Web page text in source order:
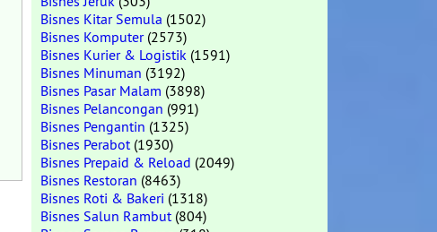
Bisnes Kitar Semula (1502)
Bisnes Komputer(2573)
Bisnes Kurier & Logistik (1591)
Bisnes Minuman (3192)
Bisnes Pasar Malam (3898)
Bisnes Pelancongan (991)
Bisnes Pengantin (1325)
Bisnes Perabot(1930)
Bisnes Prepaid & Reload (2049)
Bisnes Restoran (8463)
Bisnes Roti & Bakeri (1318)
Bisnes Salun Rambut(804)